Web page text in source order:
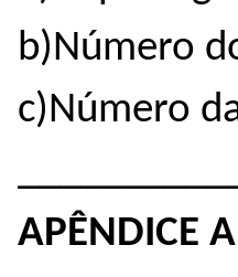
b)Número
c)Número
APÊNDICE A